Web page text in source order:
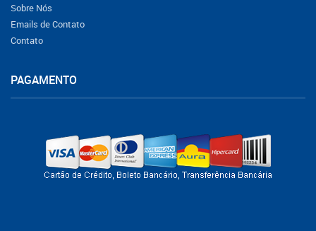
Sobre Nós
Emails de Contato
Contato
PAGAMENTO